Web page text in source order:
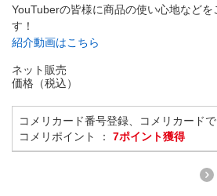
YouTuberの皆様に商品の使い心地などを
す！
紹介動画はこちら
ネット販売
価格（税込）
コメリカード番号登録、コメリカード
コメリポイント ： 7ポイント獲得